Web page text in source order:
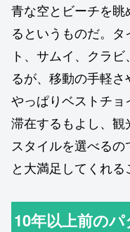
青な空とビーチを
るというものだ。
ト、サムイ、クラ
るが、移動の手軽
やっぱりベストチョ
滞在するもよし、
スタイルを選べる
と大満足してくれる
10年以上前の